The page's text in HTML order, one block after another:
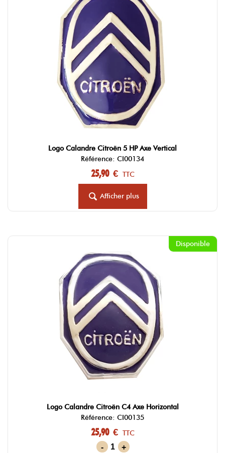
Logo Calandre Citroën 5 HP Axe Vertical
Référence: CI00134
25,90 € TTC
Afficher plus
Disponible
Logo Calandre Citroën C4 Axe Horizontal
Référence: CI00135
25,90 € TTC
-
+